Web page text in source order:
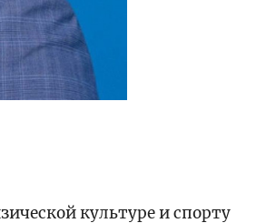
культуре и спорту